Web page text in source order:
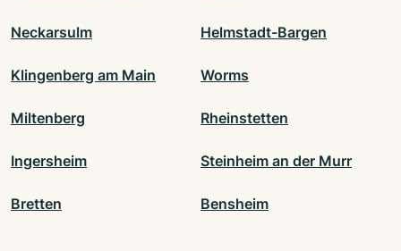
Neckarsulm Helmstadt-Bargen
Klingenberg am Main Worms
Miltenberg Rheinstetten
Ingersheim Steinheim an der Murr
Bretten Bensheim